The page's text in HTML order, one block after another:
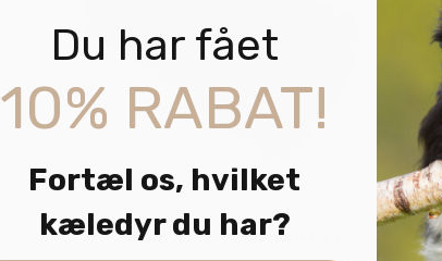
Snack’It Marvben med Paté
Du har fået
10% RABAT!
Fortæl os, hvilket
kæledyr du har?